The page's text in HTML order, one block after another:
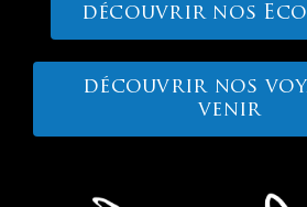
découvrir nos
découvrir nos
venir